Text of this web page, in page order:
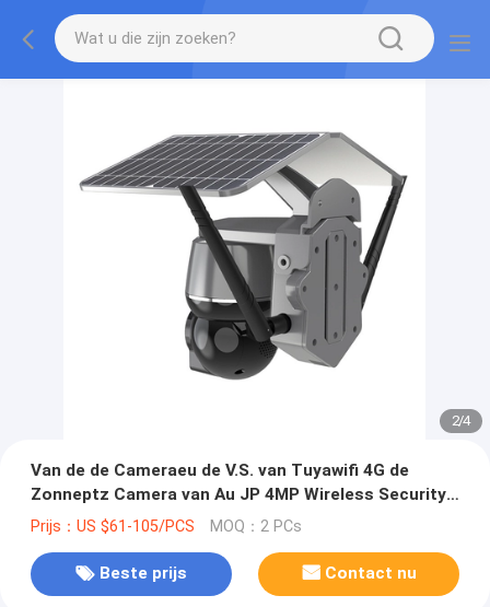
2/4
Van de de Cameraeu de V.S. van Tuyawifi 4G de
Zonneptz Camera van Au JP 4MP Wireless Security
Battery
Prijs：US $61-105/PCS MOQ：2 PCs
Beste prijs Contact nu